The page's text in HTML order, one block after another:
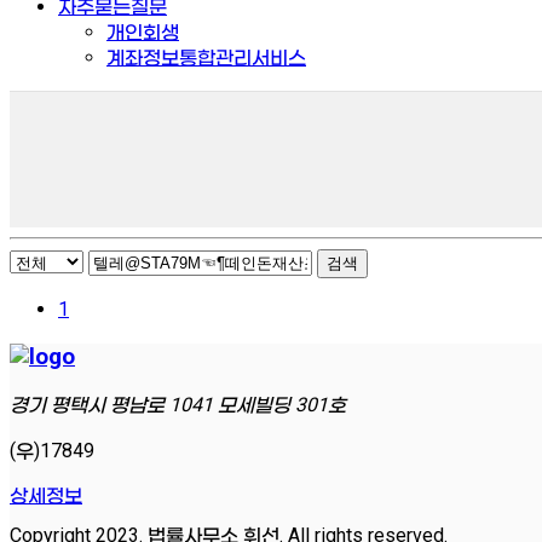
자주묻는질문
개인회생
계좌정보통합관리서비스
검색
1
경기 평택시 평남로 1041 모세빌딩 301호
(우)17849
상세정보
Copyright 2023. 법률사무소 휘선. All rights reserved.